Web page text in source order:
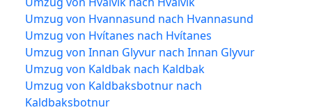
Umzug von Hvannasund nach Hvannasund
Umzug von Hvítanes nach Hvítanes
Umzug von Innan Glyvur nach Innan Glyvur
Umzug von Kaldbak nach Kaldbak
Umzug von Kaldbaksbotnur nach
Kaldbaksbotnur